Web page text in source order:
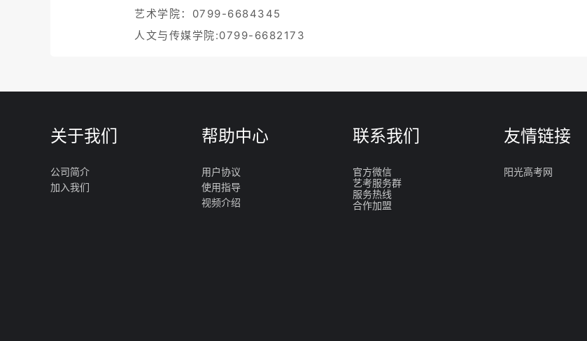
艺术学院：0799-6684345
人文与传媒学院:0799-6682173
关于我们
公司简介
加入我们
帮助中心
用户协议
使用指导
视频介绍
联系我们
官方微信
艺考服务群
服务热线
合作加盟
友情链接
阳光高考网